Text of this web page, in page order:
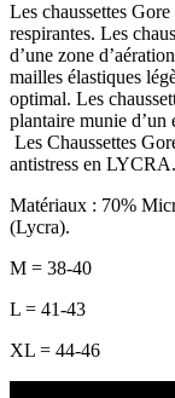
Les chaussettes
respirantes. Les
d’une zone
mailles élastiques
optimal. Les
plantaire munie d’un
Les Chaussettes
antistress en LYCRA.
Matériaux : 70%
(Lycra).
M = 38-40
L = 41-43
XL = 44-46